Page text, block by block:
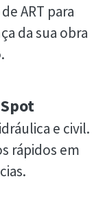
ART para
da sua obra
e civil.
rápidos em